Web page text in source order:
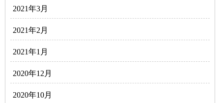
2021年3月
2021年2月
2021年1月
2020年12月
2020年10月